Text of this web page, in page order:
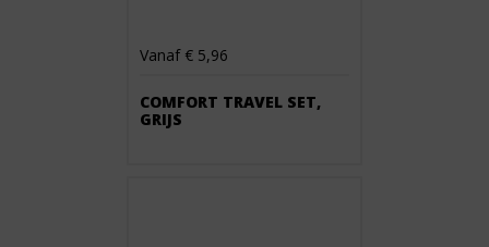
Vanaf € 5,96
COMFORT TRAVEL SET,
GRIJS